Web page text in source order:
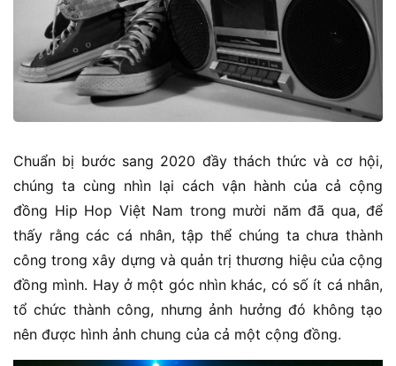
Chuẩn bị bước sang 2020 đầy thách thức và cơ hội,
chúng ta cùng nhìn lại cách vận hành của cả cộng
đồng Hip Hop Việt Nam trong mười năm đã qua, để
thấy rằng các cá nhân, tập thể chúng ta chưa thành
công trong xây dựng và quản trị thương hiệu của cộng
đồng mình. Hay ở một góc nhìn khác, có số ít cá nhân,
tổ chức thành công, nhưng ảnh hưởng đó không tạo
nên được hình ảnh chung của cả một cộng đồng.